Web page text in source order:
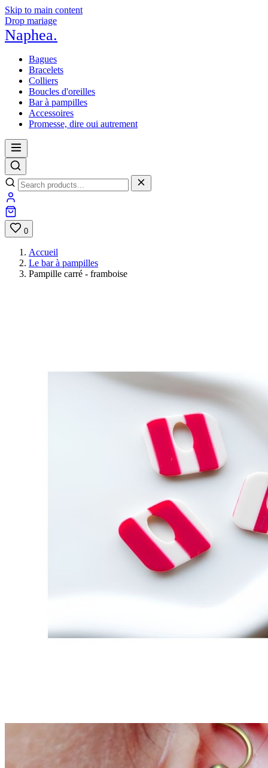
Skip to main content
Drop mariage
Naphea.
Bagues
Bracelets
Colliers
Boucles d'oreilles
Bar à pampilles
Accessoires
Promesse, dire oui autrement
0
Accueil
Le bar à pampilles
Pampille carré - framboise